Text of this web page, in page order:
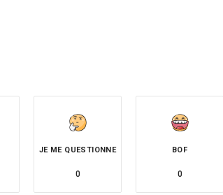
JE ME QUESTIONNE
0
BOF
0